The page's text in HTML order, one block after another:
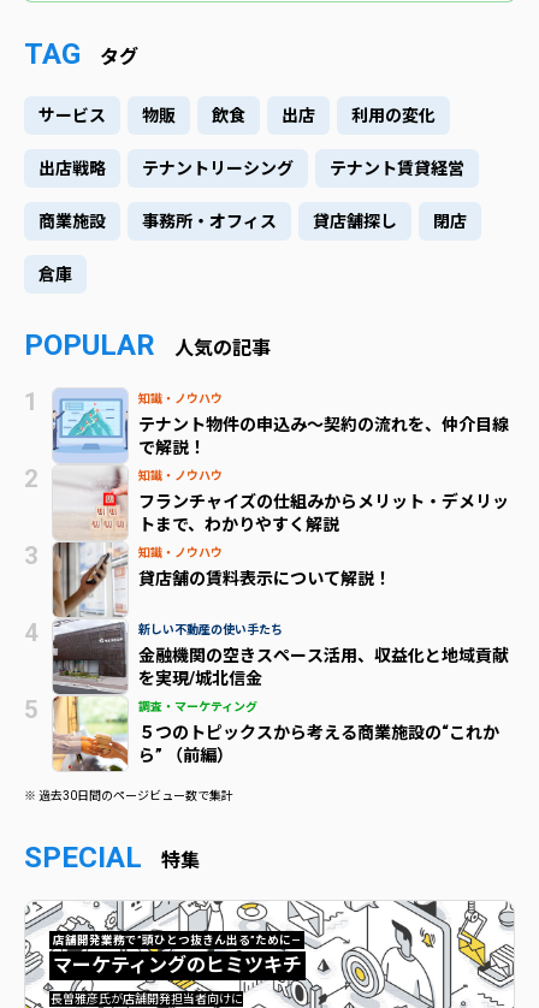
TAG タグ
サービス 物販 飲食 出店 利用の変化
出店戦略 テナントリーシング テナント賃貸経営
商業施設 事務所・オフィス 貸店舗探し 閉店
倉庫
POPULAR 人気の記事
知識・ノウハウ
テナント物件の申込み～契約の流れを、仲介目線
で解説！
知識・ノウハウ
フランチャイズの仕組みからメリット・デメリッ
トまで、わかりやすく解説
知識・ノウハウ
貸店舗の賃料表示について解説！
新しい不動産の使い手たち
金融機関の空きスペース活用、収益化と地域貢献
を実現/城北信金
調査・マーケティング
５つのトピックスから考える商業施設の“これか
ら” （前編）
※ 過去30日間のページビュー数で集計
SPECIAL 特集
店舗開発業務で”頭ひとつ抜きん出る”ために—
マーケティングのヒミツキチ
長曽雅彦氏が店舗開発担当者向けに
マーケティングのヒミツキチ">